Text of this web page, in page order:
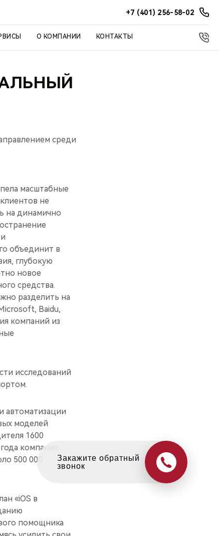
+7 (401) 256-58-02
О КОМПАНИИ КОНТАКТЫ
среди
масштабные
не
на динамично
объединит в
глубокую
новое
средства.
разделить на
Baidu,
компаний из
исследований
автоматизации
моделей
1600
компания
500 000
«iOS в
помощника
Оцените свой авто
в обмен на новый